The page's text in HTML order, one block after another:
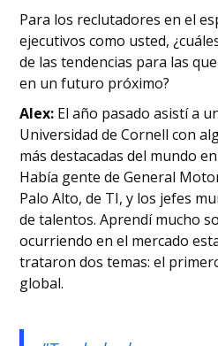
Para los reclutadores en el
ejecutivos como usted,
de las tendencias para las
en un futuro próximo?
Alex: El año pasado asistí a
Universidad de Cornell con
más destacadas del mundo
Había gente de General
Palo Alto, de TI, y los jefes
de talentos. Aprendí mucho
ocurriendo en el mercado
trataron dos temas: el
global.